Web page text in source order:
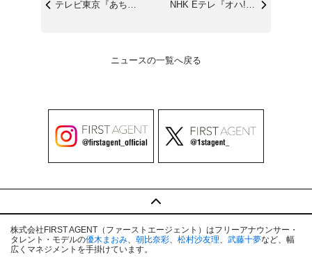
テレビ東京『あちこちオードリー』10/9... NHK Eテレ『オハ!よ～いどん』10/...
ニュースの一覧へ戻る
株式会社FIRST AGENT（ファーストエージェント）はフリーアナウンサー・
タレント・モデルの優木まおみ、 朝比奈彩、 松村沙友理、 武藤十夢など、幅
広くマネジメントを手掛けています。